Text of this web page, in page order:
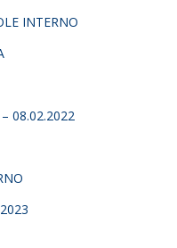
INTERNO
08.02.2022